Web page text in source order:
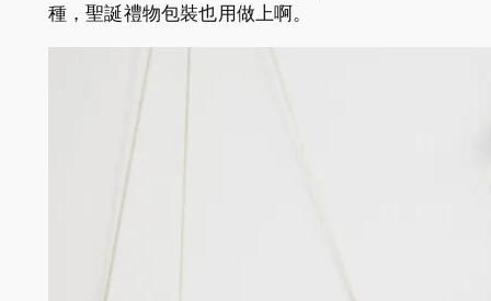
種，聖誕禮物包裝也用做上啊。